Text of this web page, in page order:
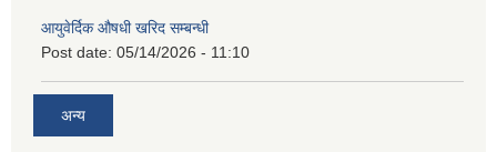
आयुवेर्दिक औषधी खरिद सम्बन्धी
Post date: 05/14/2026 - 11:10
अन्य